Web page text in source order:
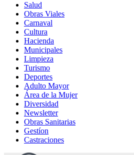
Salud
Obras Viales
Carnaval
Cultura
Hacienda
Municipales
Limpieza
Turismo
Deportes
Adulto Mayor
Área de la Mujer
Diversidad
Newsletter
Obras Sanitarias
Gestíon
Castraciones